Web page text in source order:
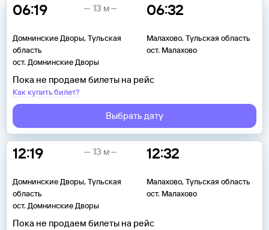
06:19
Домнинские Дворы, Тульская
область
ост. Домнинские Дворы
06:32
Малахово, Тульская область
ост. Малахово
13 м
Пока не продаем билеты на рейс
Как купить билет?
Выбрать дату
12:19
Домнинские Дворы, Тульская
область
ост. Домнинские Дворы
12:32
Малахово, Тульская область
ост. Малахово
13 м
Пока не продаем билеты на рейс